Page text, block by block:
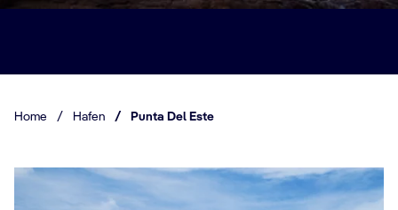
Home / Hafen / Punta Del Este